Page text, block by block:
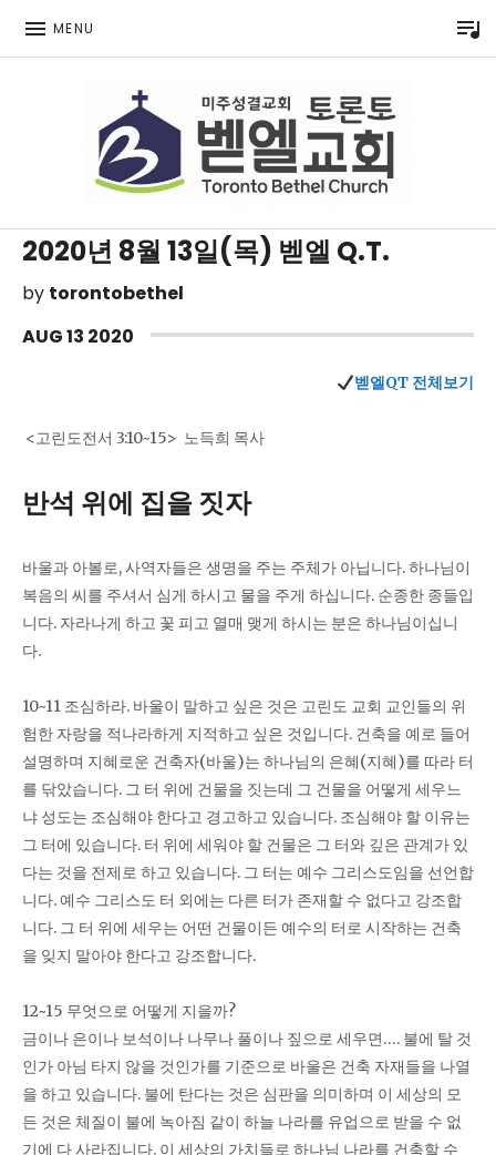
MENU
2020년 8월 13일(목) 벧엘 Q.T.
by torontobethel
AUG13 2020
벧엘QT 전체보기
<고린도전서 3:10~15> 노득희 목사
반석 위에 집을 짓자
바울과 아볼로, 사역자들은 생명을 주는 주체가 아닙니다. 하나님이
복음의 씨를 주셔서 심게 하시고 물을 주게 하십니다. 순종한 종들입
니다. 자라나게 하고 꽃 피고 열매 맺게 하시는 분은 하나님이십니
다.
10~11 조심하라. 바울이 말하고 싶은 것은 고린도 교회 교인들의 위
험한 자랑을 적나라하게 지적하고 싶은 것입니다. 건축을 예로 들어
설명하며 지혜로운 건축자(바울)는 하나님의 은혜(지혜)를 따라 터
를 닦았습니다. 그 터 위에 건물을 짓는데 그 건물을 어떻게 세우느
냐 성도는 조심해야 한다고 경고하고 있습니다. 조심해야 할 이유는
그 터에 있습니다. 터 위에 세워야 할 건물은 그 터와 깊은 관계가 있
다는 것을 전제로 하고 있습니다. 그 터는 예수 그리스도임을 선언합
니다. 예수 그리스도 터 외에는 다른 터가 존재할 수 없다고 강조합
니다. 그 터 위에 세우는 어떤 건물이든 예수의 터로 시작하는 건축
을 잊지 말아야 한다고 강조합니다.
12~15 무엇으로 어떻게 지을까?
금이나 은이나 보석이나 나무나 풀이나 짚으로 세우면…. 불에 탈 것
인가 아님 타지 않을 것인가를 기준으로 바울은 건축 자재들을 나열
을 하고 있습니다. 불에 탄다는 것은 심판을 의미하며 이 세상의 모
든 것은 체질이 불에 녹아짐 같이 하늘 나라를 유업으로 받을 수 없
기에 다 사라집니다. 이 세상의 가치들로 하나님 나라를 건축할 수